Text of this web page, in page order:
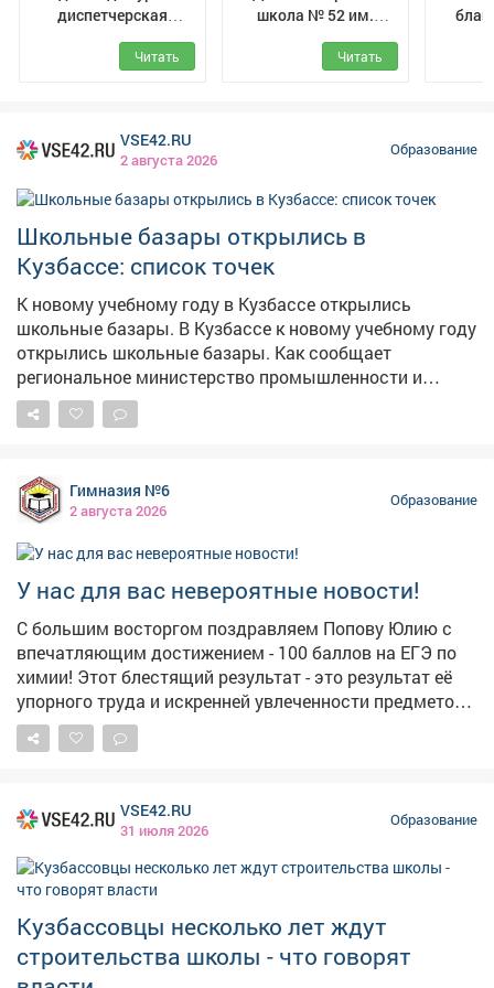
диспетчерская
служба (ЕДДС) г.
МыскиЧитать
школа № 52 им.
Белоусовой Т.Ф. г.
Междуреченск
Читать
VSE42.RU
2 августа 2026
Образование
Школьные базары открылись в
Кузбассе: список точек
К новому учебному году в Кузбассе открылись
школьные базары. В Кузбассе к новому учебному году
открылись школьные базары. Как сообщает
региональное министерство промышленности и
торговли, площадки развернули почти во всех
муниципальных образованиях: в Кемерове и
Прокопьевске – 15. Абсолютный лидер – Ленинск-
Кузнецкий округ, где работают 24 ярмарочные
локации. На базарах можно купить школьную форму,
обувь, рюкзаки, канцелярию и другие товары.
Действуют скидки от 5 до 30%. Большую часть
продукции представляют местные производители.
Полный список адресов опубликован на сайте
минпрома Кузбасса.
Гимназия №6
2 августа 2026
Образование
У нас для вас невероятные новости!
С большим восторгом поздравляем Попову Юлию с
впечатляющим достижением - 100 баллов на ЕГЭ по
химии! Этот блестящий результат - это результат её
упорного труда и искренней увлеченности предметом,
который она развивает с 8 класса. Победы и
призовые места на региональных и всероссийских
исследовательской страсти. Мы гордимся тем, что в
талантливая ученица! Особая благодарность -
Крупской Ольге Викторовне, нашему замечательному
учителю химии. Её творческий подход, увлеченность
предметом и преданность делу помогают раскрыть
потенциал учеников. Ольга Викторовна не просто
VSE42.RU
31 июля 2026
Образование
Кузбассовцы несколько лет ждут
строительства школы - что говорят